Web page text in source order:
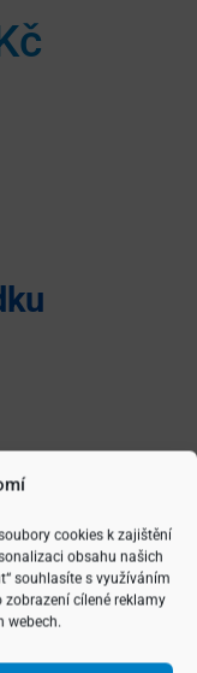
cookies k zajištění
obsahu našich
souhlasíte s využíváním
cílené reklamy
webech.